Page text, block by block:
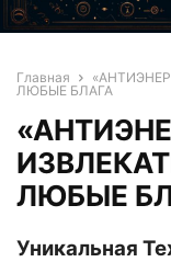
Главная
ЛЮБЫЕ БЛАГА
ЛЮБЫЕ
Уникальная